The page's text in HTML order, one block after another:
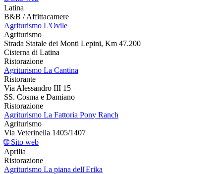
Latina
B&B / Affittacamere
Agriturismo L'Ovile
Agriturismo
Strada Statale dei Monti Lepini, Km 47.200
Cisterna di Latina
Ristorazione
Agriturismo La Cantina
Ristorante
Via Alessandro III 15
SS. Cosma e Damiano
Ristorazione
Agriturismo La Fattoria Pony Ranch
Agriturismo
Via Veterinella 1405/1407
🌐 Sito web
Aprilia
Ristorazione
Agriturismo La piana dell'Erika